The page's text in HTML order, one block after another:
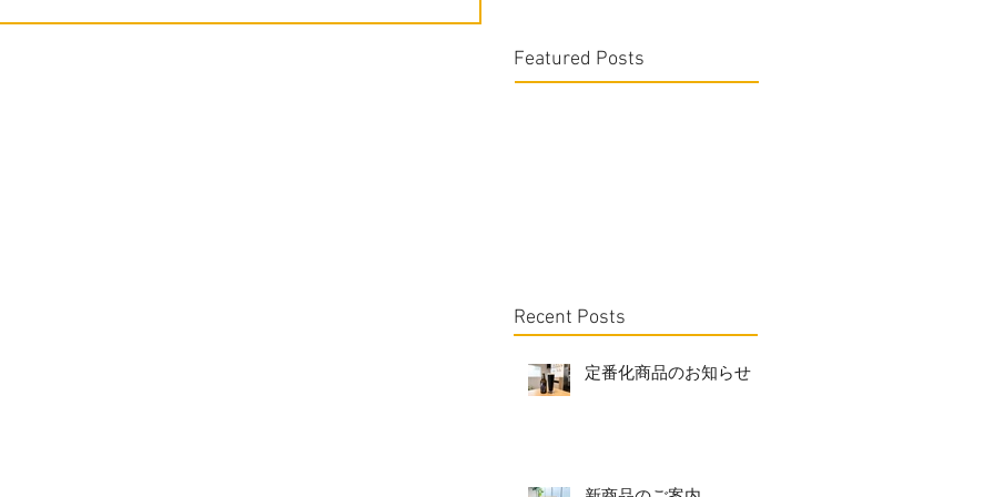
Featured Posts
Recent Posts
定番化商品のお知らせ